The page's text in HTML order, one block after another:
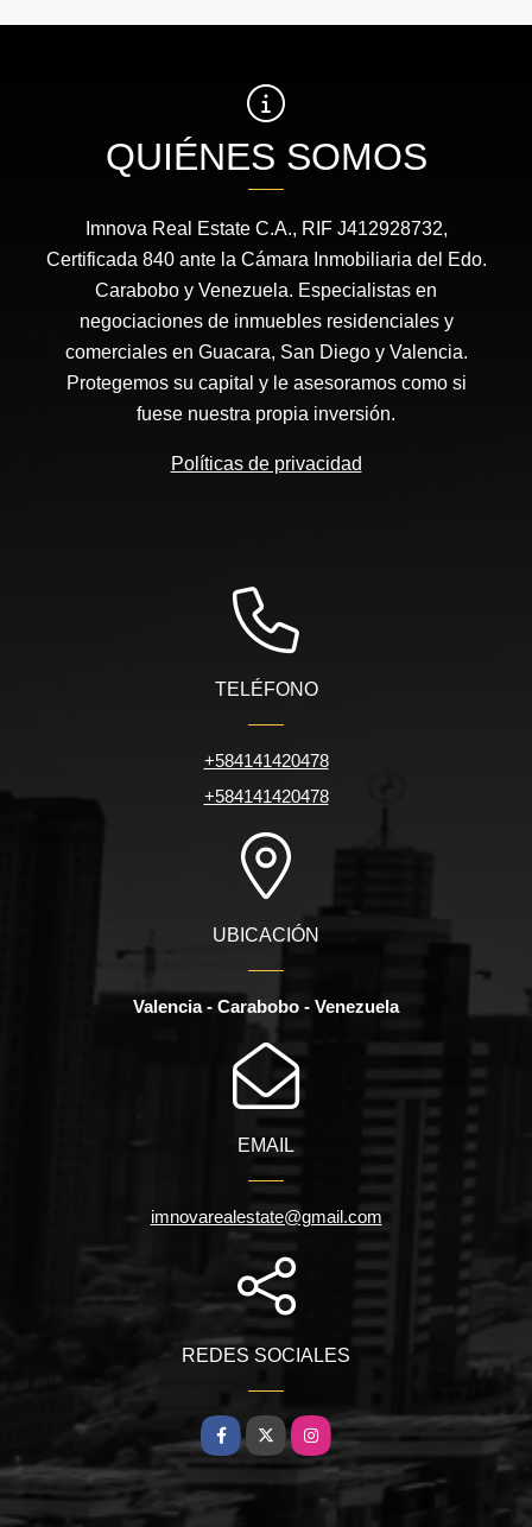
QUIÉNES SOMOS
Imnova Real Estate C.A., RIF J412928732,
Certificada 840 ante la Cámara Inmobiliaria del Edo.
Carabobo y Venezuela. Especialistas en
negociaciones de inmuebles residenciales y
comerciales en Guacara, San Diego y Valencia.
Protegemos su capital y le asesoramos como si
fuese nuestra propia inversión.
Políticas de privacidad
TELÉFONO
+584141420478
+584141420478
UBICACIÓN
Valencia - Carabobo - Venezuela
EMAIL
imnovarealestate@gmail.com
REDES SOCIALES
Facebook
X Instagram